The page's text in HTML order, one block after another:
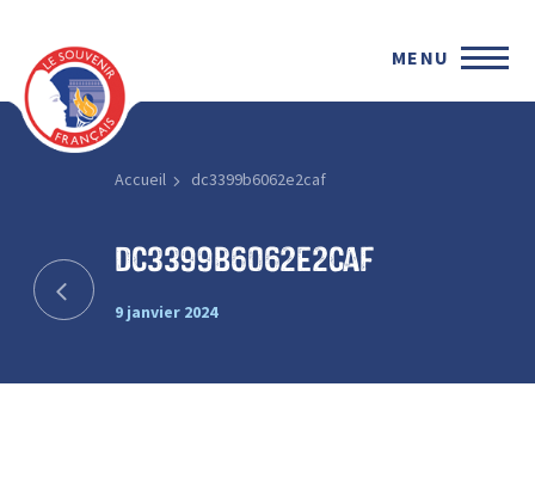
MENU
Accueil dc3399b6062e2caf
dc3399b6062e2caf
9 janvier 2024